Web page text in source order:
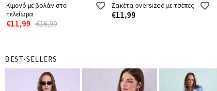
Κιμονό με βολάν στο
τελείωμα
€11,99 €16,99
Ζακέτα oversized με τσέπες
€11,99
BEST-SELLERS